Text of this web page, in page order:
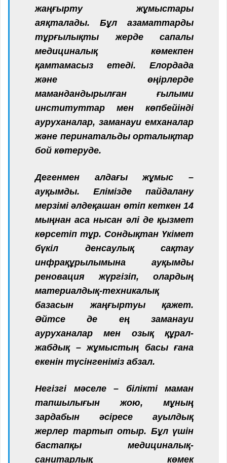
жаңғырту жұмыстары
аяқталады. Бұл азаматтарды
тұрғылықты жерде сапалы
медициналық көмекпен
қамтамасыз етеді. Елордада
және өңірлерде
мамандандырылған ғылыми
институттар мен көпбейінді
ауруханалар, заманауи емханалар
және перинатальды орталықтар
бой көтеруде.
Дегенмен алдағы жұмыс –
ауқымды. Елімізде пайдалану
мерзімі әлдеқашан өтіп кеткен 14
мыңнан аса нысан әлі де қызмет
көрсетіп тұр. Сондықтан Үкімет
бүкіл денсаулық сақтау
инфрақұрылымына ауқымды
реновация жүргізіп, олардың
материалдық-техникалық
базасын жаңғыртуы қажет.
Әйтсе де ең заманауи
ауруханалар мен озық құрал-
жабдық – жұмыстың басы ғана
екенін түсінгеніміз абзал.
Негізгі мәселе – білікті маман
тапшылығын жою, мұның
зардабын әсіресе ауылдық
жерлер тартып отыр. Бұл үшін
бастапқы медициналық-
санитарлық көмек